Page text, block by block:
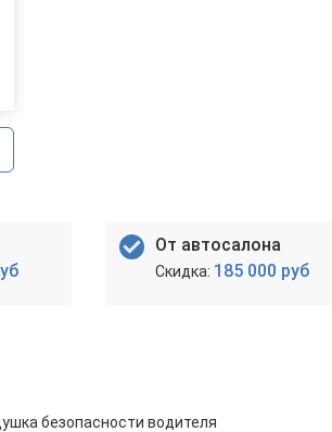
От автосалона
185 000 руб
безопасности водителя